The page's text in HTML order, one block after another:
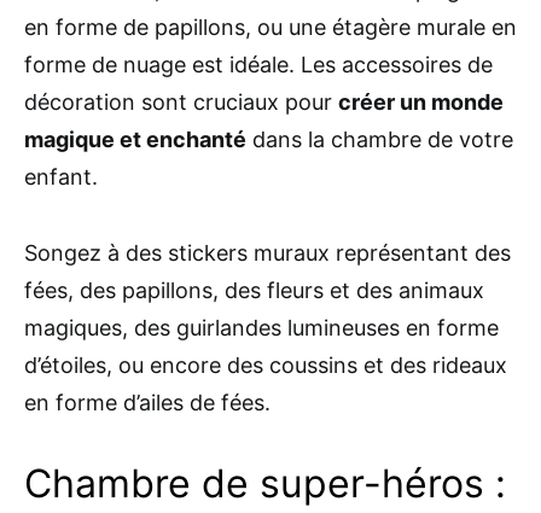
en forme de papillons, ou une étagère murale en
forme de nuage est idéale. Les accessoires de
décoration sont cruciaux pour créer un monde
magique et enchanté dans la chambre de votre
enfant.
Songez à des stickers muraux représentant des
fées, des papillons, des fleurs et des animaux
magiques, des guirlandes lumineuses en forme
d’étoiles, ou encore des coussins et des rideaux
en forme d’ailes de fées.
Chambre de super-héros :